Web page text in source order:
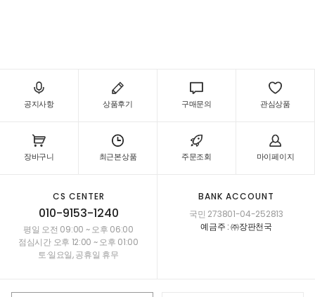
공지사항 상품후기 구매문의 관심상품
장바구니 최근본상품 주문조회 마이페이지
CS CENTER
010-9153-1240
평일 오전 09:00 ~ 오후 06:00
점심시간 오후 12:00 ~ 오후 01:00
토·일요일, 공휴일 휴무
BANK ACCOUNT
국민 273801-04-252813
예금주 : ㈜장판천국